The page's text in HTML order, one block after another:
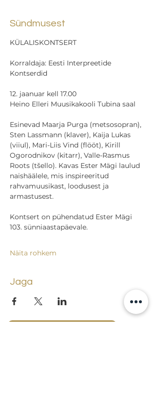
Sündmusest
KÜLALISKONTSERT
Korraldaja: Eesti Interpreetide
Kontserdid
12. jaanuar kell 17.00
Heino Elleri Muusikakooli Tubina saal
Esinevad Maarja Purga (metsosopran),
Sten Lassmann (klaver), Kaija Lukas
(viiul), Mari-Liis Vind (flööt), Kirill
Ogorodnikov (kitarr), Valle-Rasmus
Roots (tšello). Kavas Ester Mägi laulud
naishäälele, mis inspireeritud
rahvamuusikast, loodusest ja
armastusest.
Kontsert on pühendatud Ester Mägi
103. sünniaastapäevale.
Näita rohkem
Jaga
Tagasi sündmuste juurde